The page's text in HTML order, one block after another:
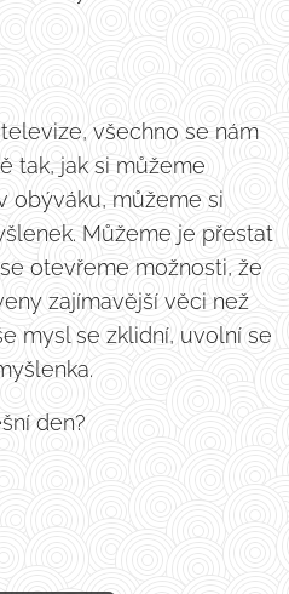
všechno se nám
tak, jak si můžeme
obýváku, můžeme si
Můžeme je přestat
otevřeme možnosti, že
zajímavější věci než
mysl se zklidní, uvolní se
den?